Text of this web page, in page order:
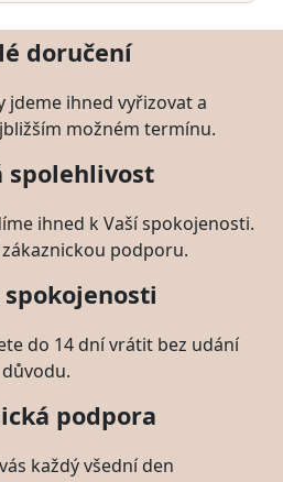
doručení
jdeme ihned vyřizovat a
možném termínu.
spolehlivost
ihned k Vaší spokojenosti.
podporu.
do 14 dní vrátit bez udání
důvodu.
podpora
každý všední den